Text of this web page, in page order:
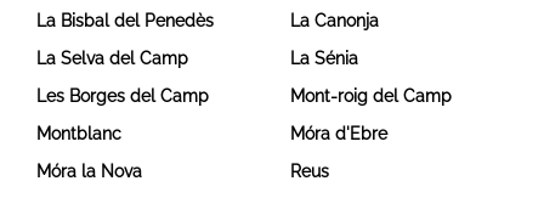
La Bisbal del Penedès
La Canonja
La Selva del Camp
La Sénia
Les Borges del Camp
Mont-roig del Camp
Montblanc
Móra d'Ebre
Móra la Nova
Reus